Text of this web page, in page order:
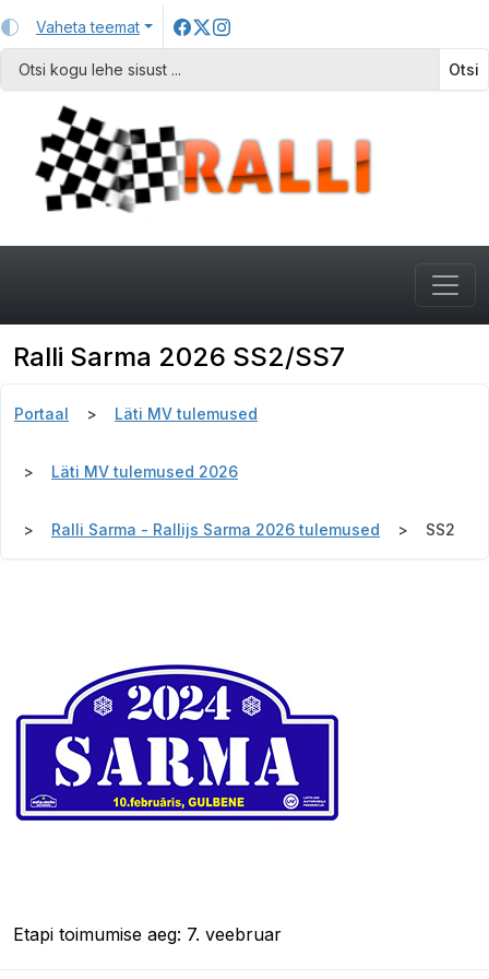
Vaheta teemat
Otsi
Ralli Sarma 2026 SS2/SS7
Portaal Läti MV tulemused
Läti MV tulemused 2026
Ralli Sarma - Rallijs Sarma 2026 tulemused SS2
Etapi toimumise aeg: 7. veebruar